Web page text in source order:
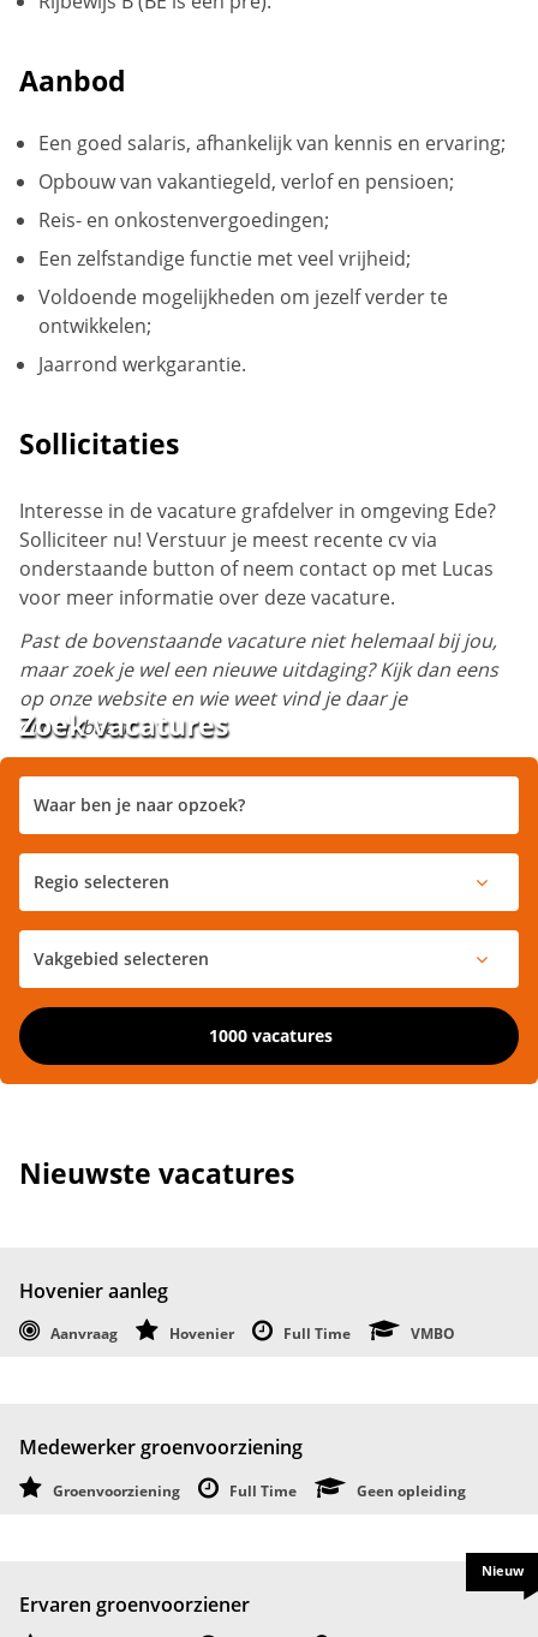
Aanbod
Een goed salaris, afhankelijk van kennis en ervaring;
Opbouw van vakantiegeld, verlof en pensioen;
Reis- en onkostenvergoedingen;
Een zelfstandige functie met veel vrijheid;
Voldoende mogelijkheden om jezelf verder te
ontwikkelen;
Jaarrond werkgarantie.
Sollicitaties
Interesse in de vacature grafdelver in omgeving Ede?
Solliciteer nu! Verstuur je meest recente cv via
onderstaande button of neem contact op met Lucas
voor meer informatie over deze vacature.
Past de bovenstaande vacature niet helemaal bij jou,
maar zoek je wel een nieuwe uitdaging? Kijk dan eens
op onze website en wie weet vind je daar je
droombaan!
Zoek vacatures
1000 vacatures
Nieuwste vacatures
Hovenier aanleg
Aanvraag Hovenier Full Time VMBO
Medewerker groenvoorziening
Groenvoorziening Full Time Geen opleiding
Ervaren groenvoorziener
Nieuw